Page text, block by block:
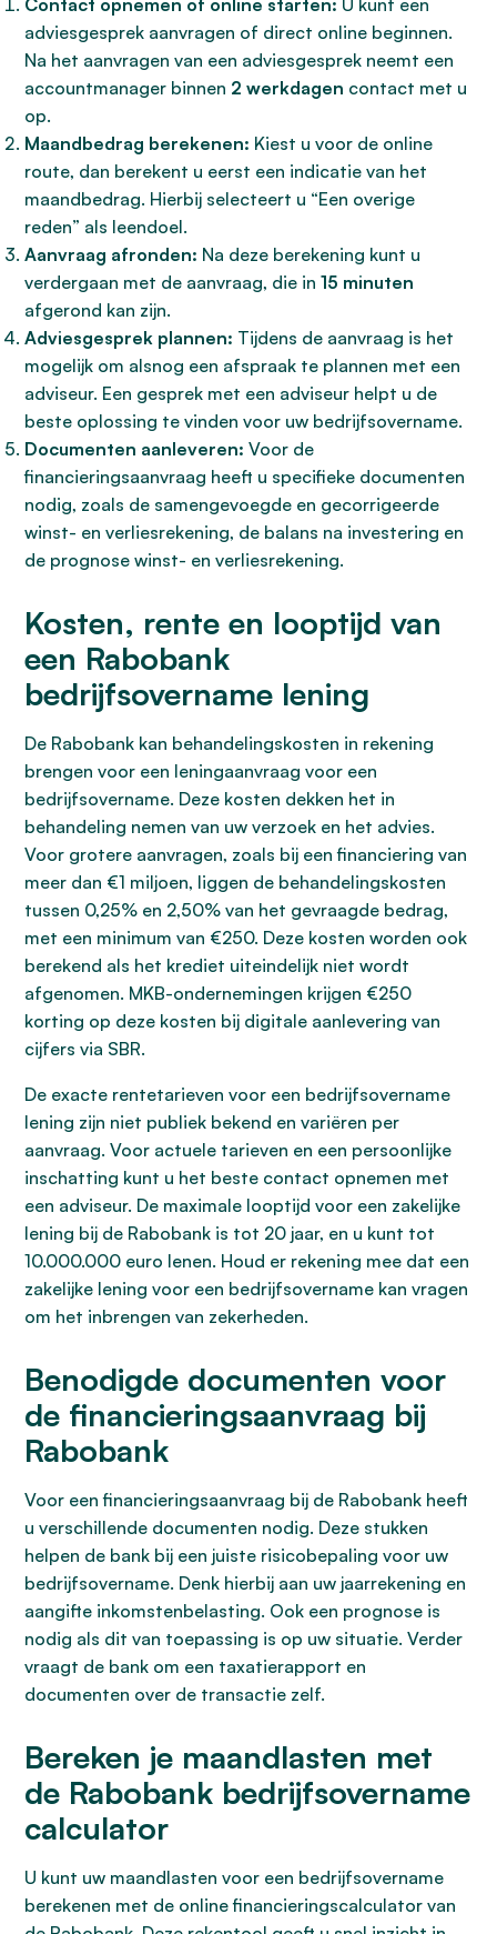
Contact opnemen of online starten: U kunt een
adviesgesprek aanvragen of direct online beginnen.
Na het aanvragen van een adviesgesprek neemt een
accountmanager binnen 2 werkdagen contact met u
op.
Maandbedrag berekenen: Kiest u voor de online
route, dan berekent u eerst een indicatie van het
maandbedrag. Hierbij selecteert u “Een overige
reden” als leendoel.
Aanvraag afronden: Na deze berekening kunt u
verdergaan met de aanvraag, die in 15 minuten
afgerond kan zijn.
Adviesgesprek plannen: Tijdens de aanvraag is het
mogelijk om alsnog een afspraak te plannen met een
adviseur. Een gesprek met een adviseur helpt u de
beste oplossing te vinden voor uw bedrijfsovername.
Documenten aanleveren: Voor de
financieringsaanvraag heeft u specifieke documenten
nodig, zoals de samengevoegde en gecorrigeerde
winst- en verliesrekening, de balans na investering en
de prognose winst- en verliesrekening.
Kosten, rente en looptijd van
een Rabobank
bedrijfsovername lening
De Rabobank kan behandelingskosten in rekening
brengen voor een leningaanvraag voor een
bedrijfsovername. Deze kosten dekken het in
behandeling nemen van uw verzoek en het advies.
Voor grotere aanvragen, zoals bij een financiering van
meer dan €1 miljoen, liggen de behandelingskosten
tussen 0,25% en 2,50% van het gevraagde bedrag,
met een minimum van €250. Deze kosten worden ook
berekend als het krediet uiteindelijk niet wordt
afgenomen. MKB-ondernemingen krijgen €250
korting op deze kosten bij digitale aanlevering van
cijfers via SBR.
De exacte rentetarieven voor een bedrijfsovername
lening zijn niet publiek bekend en variëren per
aanvraag. Voor actuele tarieven en een persoonlijke
inschatting kunt u het beste contact opnemen met
een adviseur. De maximale looptijd voor een zakelijke
lening bij de Rabobank is tot 20 jaar, en u kunt tot
10.000.000 euro lenen. Houd er rekening mee dat een
zakelijke lening voor een bedrijfsovername kan vragen
om het inbrengen van zekerheden.
Benodigde documenten voor
de financieringsaanvraag bij
Rabobank
Voor een financieringsaanvraag bij de Rabobank heeft
u verschillende documenten nodig. Deze stukken
helpen de bank bij een juiste risicobepaling voor uw
bedrijfsovername. Denk hierbij aan uw jaarrekening en
aangifte inkomstenbelasting. Ook een prognose is
nodig als dit van toepassing is op uw situatie. Verder
vraagt de bank om een taxatierapport en
documenten over de transactie zelf.
Bereken je maandlasten met
de Rabobank bedrijfsovername
calculator
U kunt uw maandlasten voor een bedrijfsovername
berekenen met de online financieringscalculator van